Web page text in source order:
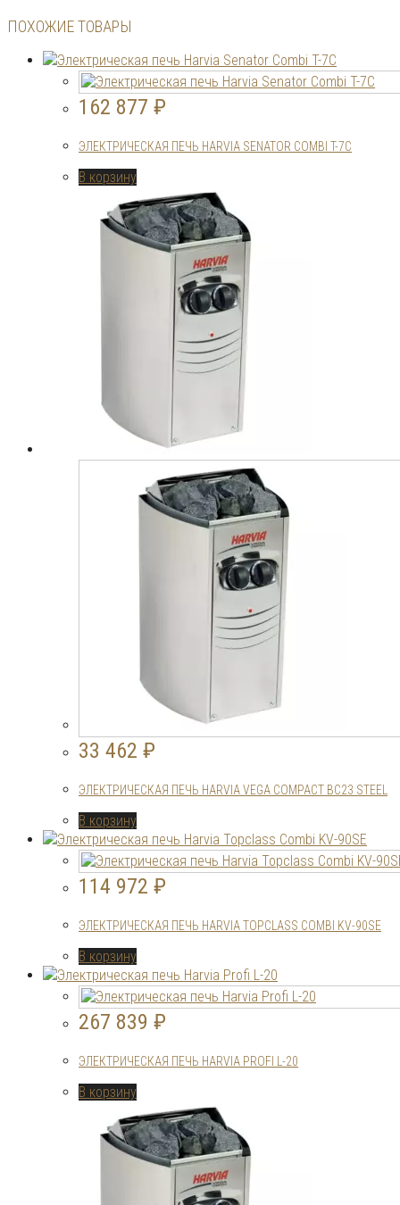
ПОХОЖИЕ ТОВАРЫ
162 877 ₽
ЭЛЕКТРИЧЕСКАЯ ПЕЧЬ HARVIA SENATOR COMBI T-7C
В корзину
33 462 ₽
ЭЛЕКТРИЧЕСКАЯ ПЕЧЬ HARVIA VEGA COMPACT BC23 STEEL
В корзину
114 972 ₽
ЭЛЕКТРИЧЕСКАЯ ПЕЧЬ HARVIA TOPCLASS COMBI KV-90SE
В корзину
267 839 ₽
ЭЛЕКТРИЧЕСКАЯ ПЕЧЬ HARVIA PROFI L-20
В корзину